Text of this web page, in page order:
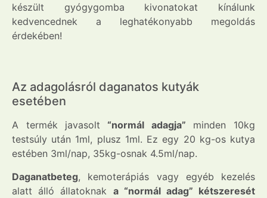
készült gyógygomba kivonatokat kínálunk
kedvencednek a leghatékonyabb megoldás
érdekében!
Az adagolásról daganatos kutyák
esetében
A termék javasolt “normál adagja” minden 10kg
testsúly után 1ml, plusz 1ml. Ez egy 20 kg-os kutya
estében 3ml/nap, 35kg-osnak 4.5ml/nap.
Daganatbeteg, kemoterápiás vagy egyéb kezelés
alatt álló állatoknak a “normál adag” kétszeresét